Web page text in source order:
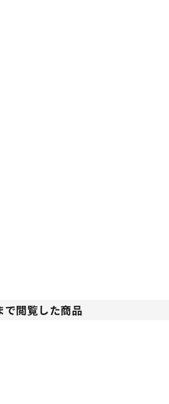
で閲覧した商品